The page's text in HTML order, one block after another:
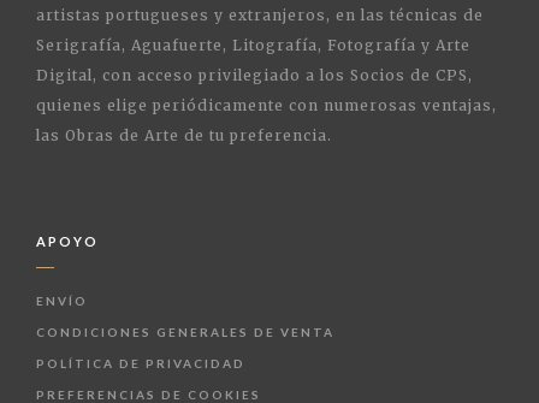
artistas portugueses y extranjeros, en las técnicas de
Serigrafía, Aguafuerte, Litografía, Fotografía y Arte
Digital, con acceso privilegiado a los Socios de CPS,
quienes elige periódicamente con numerosas ventajas,
las Obras de Arte de tu preferencia.
APOYO
ENVÍO
CONDICIONES GENERALES DE VENTA
POLÍTICA DE PRIVACIDAD
PREFERENCIAS DE COOKIES